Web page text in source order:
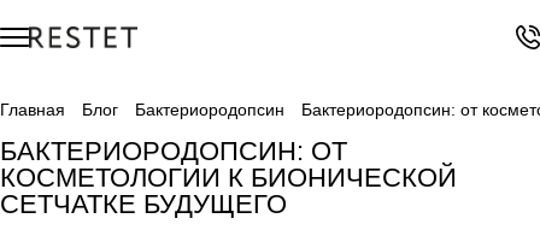
Главная Блог Бактериородопсин Бактериородопсин: от
БАКТЕРИОРОДОПСИН: ОТ
КОСМЕТОЛОГИИ К БИОНИЧЕСКОЙ
СЕТЧАТКЕ БУДУЩЕГО